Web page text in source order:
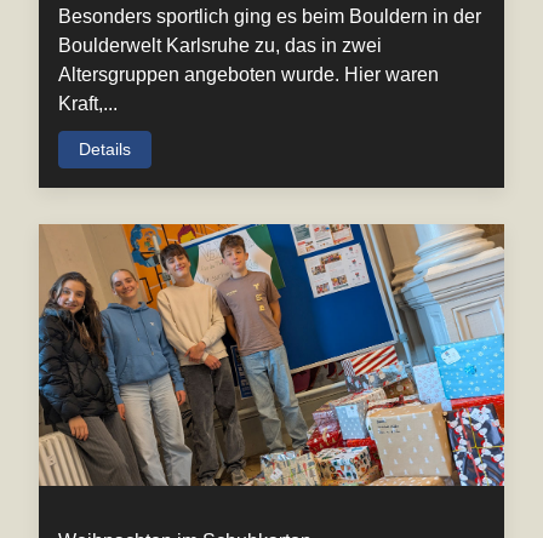
Besonders sportlich ging es beim Bouldern in der
Boulderwelt Karlsruhe zu, das in zwei
Altersgruppen angeboten wurde. Hier waren
Kraft,...
Details